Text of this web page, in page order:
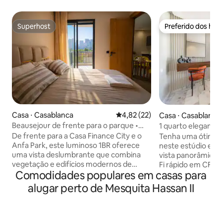
Superhost
Superhost
Casa ⋅ Casablanca 4,82 de uma avaliação média
4,82 (22)
Beausejour de frente para o parque •
Central • Academia • Estacionamento
De frente para a Casa Finance City e o
Anfa Park, este luminoso 1BR oferece
uma vista deslumbrante que combina
vegetação e edifícios modernos de
arranha-céus — mesmo da cama. Tome
seu café da manhã no terraço coberto
de 6 m². Smart TV de 55″ + Netflix, Wi-Fi
Preferido dos
Preferido dos
Casa ⋅ Casablanca
1 quarto elegante
Estacionamento
Academia | MS
Tenha uma ótima
neste estúdio
vista
Fi rápido em
negócios,
Desfrute de um
com luz natural,
Comodidades populares em casas para
alugar perto de Mesquita Hassan II